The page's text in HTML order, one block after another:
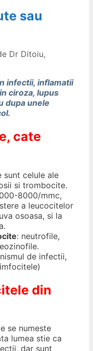
sau
Dr Ditoiu,
infectii, inflamatii
ciroza, lupus
dupa unele
cate
sunt celule ale
si trombocite.
8000/mmc,
a leucocitelor
osoasa, si la
: neutrofile,
de infectii,
din
se numeste
lumea stie ca
dar sunt